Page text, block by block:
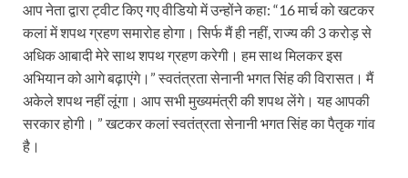
आप नेता द्वारा ट्वीट किए गए वीडियो में उन्होंने कहा: “16 मार्च को खटकर
कलां में शपथ ग्रहण समारोह होगा। सिर्फ मैं ही नहीं, राज्य की 3 करोड़ से
अधिक आबादी मेरे साथ शपथ ग्रहण करेगी। हम साथ मिलकर इस
अभियान को आगे बढ़ाएंगे।” स्वतंत्रता सेनानी भगत सिंह की विरासत। मैं
अकेले शपथ नहीं लूंगा। आप सभी मुख्यमंत्री की शपथ लेंगे। यह आपकी
सरकार होगी। ” खटकर कलां स्वतंत्रता सेनानी भगत सिंह का पैतृक गांव
है।